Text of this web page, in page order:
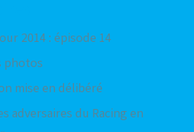
2014 : épisode 14
photos
mise en délibéré
adversaires du Racing en